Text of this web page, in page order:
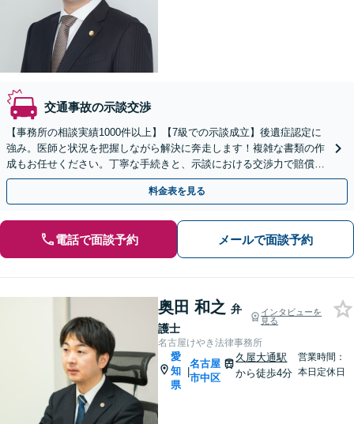
交通事故の示談交渉
【事務所の相談実績1000件以上】【7級での示談成立】後遺症認定に
強み。医師と状況を把握しながら解決に奔走します！複雑な書類の作
成もお任せください。丁寧な手続きと、示談における交渉力で賠償金
をアップさせます。【土日祝も対応】
料金表を見る
電話で面談予約 メールで面談予約
奥田 和之 弁
護士
インタビューを
見る
名古屋けやき法律事務所
愛
知
県
|
名古屋
市中区
久屋大通駅
から徒歩4分
営業時間：
本日定休日